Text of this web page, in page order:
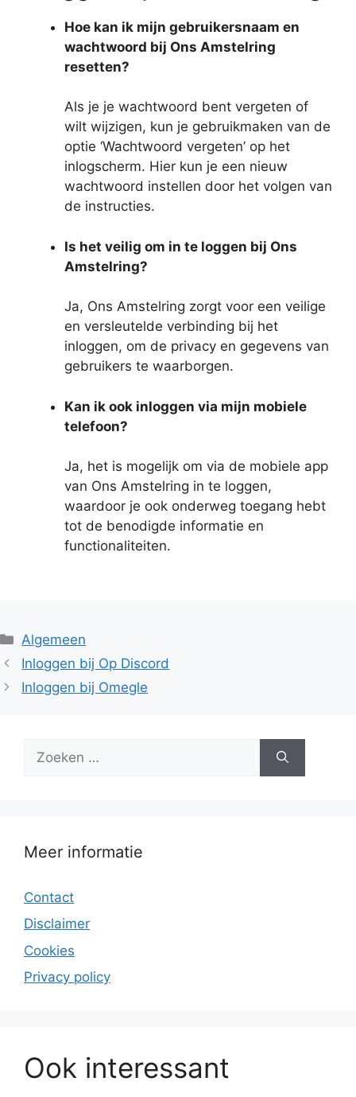
Hoe kan ik mijn gebruikersnaam en
wachtwoord bij Ons Amstelring
resetten?
Als je je wachtwoord bent vergeten of
wilt wijzigen, kun je gebruikmaken van de
optie ‘Wachtwoord vergeten’ op het
inlogscherm. Hier kun je een nieuw
wachtwoord instellen door het volgen van
de instructies.
Is het veilig om in te loggen bij Ons
Amstelring?
Ja, Ons Amstelring zorgt voor een veilige
en versleutelde verbinding bij het
inloggen, om de privacy en gegevens van
gebruikers te waarborgen.
Kan ik ook inloggen via mijn mobiele
telefoon?
Ja, het is mogelijk om via de mobiele app
van Ons Amstelring in te loggen,
waardoor je ook onderweg toegang hebt
tot de benodigde informatie en
functionaliteiten.
Categorieën
Algemeen
Inloggen bij Op Discord
Inloggen bij Omegle
naar:
Meer informatie
Contact
Disclaimer
Cookies
Privacy policy
Ook interessant